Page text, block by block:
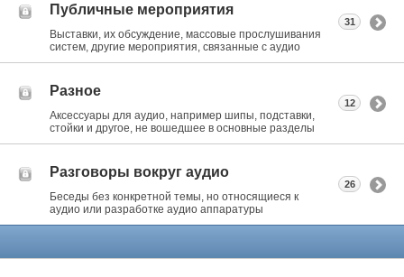
Публичные мероприятия
Выставки, их обсуждение, массовые прослушивания
систем, другие мероприятия, связанные с аудио
31
Разное
Аксессуары для аудио, например шипы, подставки,
стойки и другое, не вошедшее в основные разделы
12
Разговоры вокруг аудио
Беседы без конкретной темы, но относящиеся к
аудио или разработке аудио аппаратуры
26